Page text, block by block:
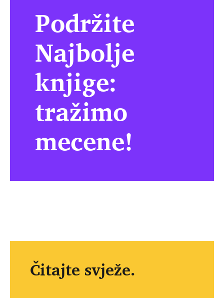
Podržite
Najbolje
knjige:
tražimo
mecene!
Čitajte svježe.